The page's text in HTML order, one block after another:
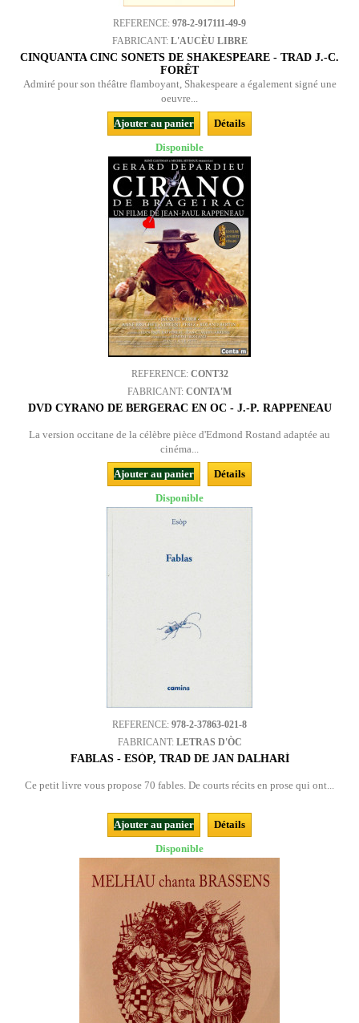
REFERENCE: 978-2-917111-49-9
FABRICANT: L'AUCÈU LIBRE
CINQUANTA CINC SONETS DE SHAKESPEARE - TRAD J.-C.
FORÊT
Admiré pour son théâtre flamboyant, Shakespeare a également signé une
oeuvre...
Ajouter au panier
Détails
Disponible
REFERENCE: CONT32
FABRICANT: CONTA'M
DVD CYRANO DE BERGERAC EN OC - J.-P. RAPPENEAU
La version occitane de la célèbre pièce d'Edmond Rostand adaptée au
cinéma...
Ajouter au panier
Détails
Disponible
REFERENCE: 978-2-37863-021-8
FABRICANT: LETRAS D'ÒC
FABLAS - ESÒP, TRAD DE JAN DALHARÍ
Ce petit livre vous propose 70 fables. De courts récits en prose qui ont...
Ajouter au panier
Détails
Disponible